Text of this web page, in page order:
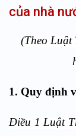
của nhà
(Theo Luật
1. Quy định
Điều 1 Luật